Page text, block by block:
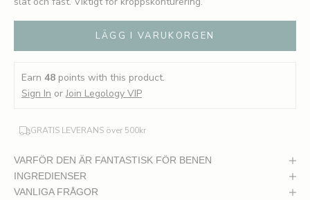
LÄGG I VARUKORGEN
Earn 48 points with this product.
Sign In orJoin Legology VIP
GRATIS LEVERANS över 500kr
VARFÖR DEN ÄR FANTASTISK FÖR BENEN
INGREDIENSER
VANLIGA FRÅGOR